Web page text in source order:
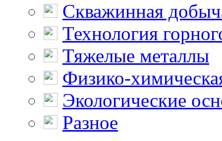
Скважинная
Технология
Тяжелые металлы
Физико-
Экологические
Разное